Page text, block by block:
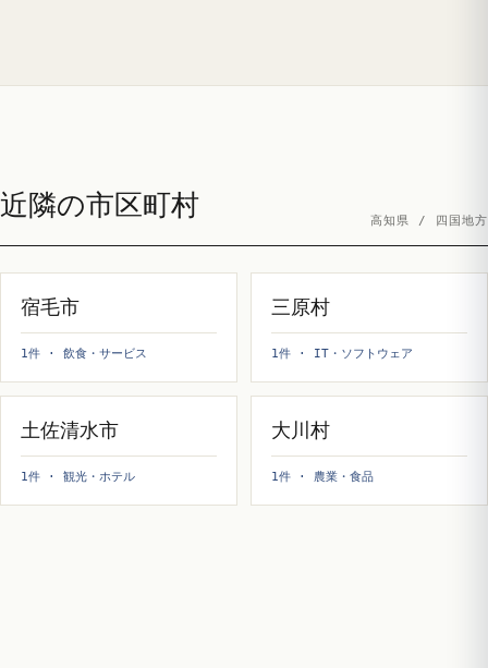
近隣の市区町村 高知県 / 四国地方
宿毛市
1件 · 飲食・サービス
三原村
1件 · IT・ソフトウェア
土佐清水市
1件 · 観光・ホテル
大川村
1件 · 農業・食品